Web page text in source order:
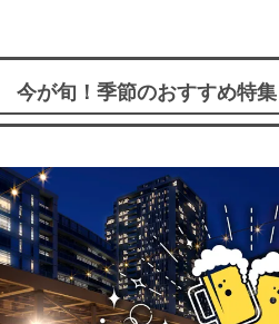
今が旬！季節のおすすめ特集